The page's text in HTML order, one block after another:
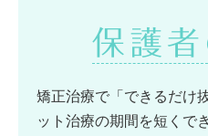
保護
矯正治療で「できるだけ
ット治療の期間を短くで